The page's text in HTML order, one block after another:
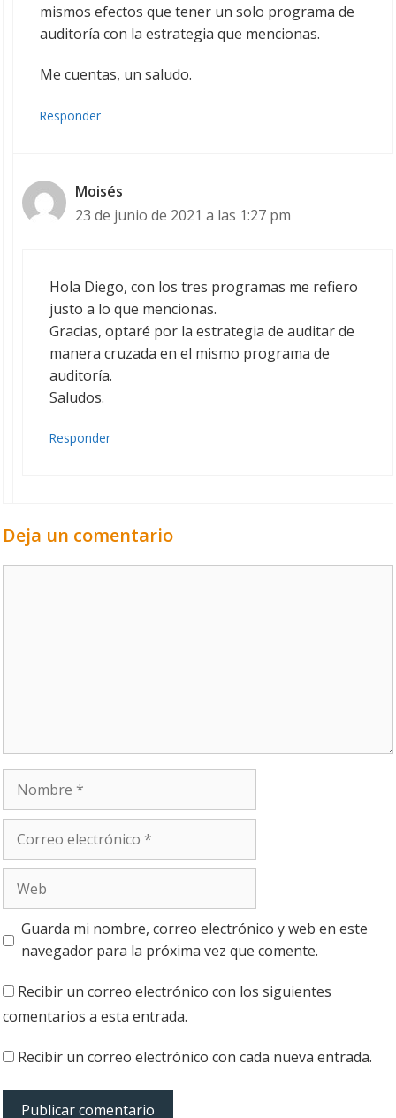
mismos efectos que tener un solo programa de
auditoría con la estrategia que mencionas.
Me cuentas, un saludo.
Responder
Moisés
23 de junio de 2021 a las 1:27 pm
Hola Diego, con los tres programas me refiero
justo a lo que mencionas.
Gracias, optaré por la estrategia de auditar de
manera cruzada en el mismo programa de
auditoría.
Saludos.
Responder
Deja un comentario
electrónico
Guarda mi nombre, correo electrónico y web en este
navegador para la próxima vez que comente.
Recibir un correo electrónico con los siguientes
comentarios a esta entrada.
Recibir un correo electrónico con cada nueva entrada.